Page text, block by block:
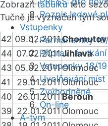
Rozpis ledové
Vstupenky
Permanentky
Přípravná utkání
Vstupenky 18/19
Uvolňování míst
Zvýhodněné
On-line
A-tým
Zobrazittabulkutéto
Tučně je vyznačen tým
42 09.02.2011Chomutov
44 07.02.2011Jihlava
43 05.02.2011Olomouc
41
29.01.2011Olomouc
40
26.01.2011 Beroun
39 22.01.2011Olomouc